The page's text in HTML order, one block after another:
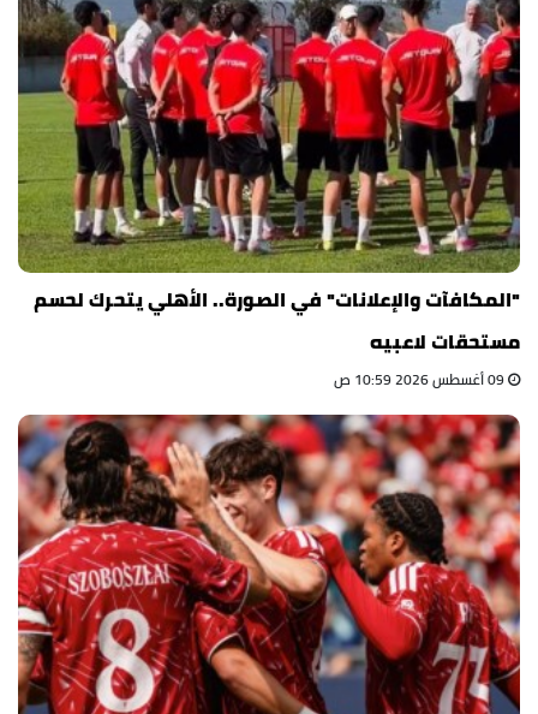
"المكافآت والإعلانات" في الصورة.. الأهلي يتحرك لحسم
مستحقات لاعبيه